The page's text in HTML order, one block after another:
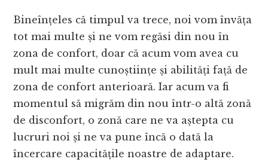
Bineînțeles că timpul va trece, noi vom învăța
tot mai multe și ne vom regăsi din nou în
zona de confort, doar că acum vom avea cu
mult mai multe cunoștiințe și abilități față de
zona de confort anterioară. Iar acum va fi
momentul să migrăm din nou într-o altă zonă
de disconfort, o zonă care ne va aștepta cu
lucruri noi și ne va pune încă o dată la
încercare capacitățile noastre de adaptare.